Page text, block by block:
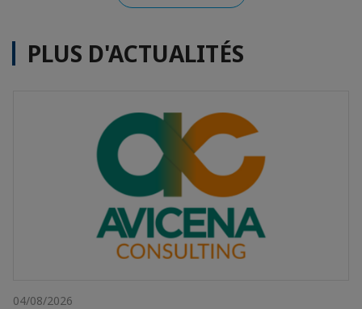
PLUS D'ACTUALITÉS
04/08/2026